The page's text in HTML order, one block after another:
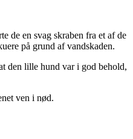
de en svag skraben fra et af de
på grund af vandskaden.
den lille hund var i god behold,
ven i nød.